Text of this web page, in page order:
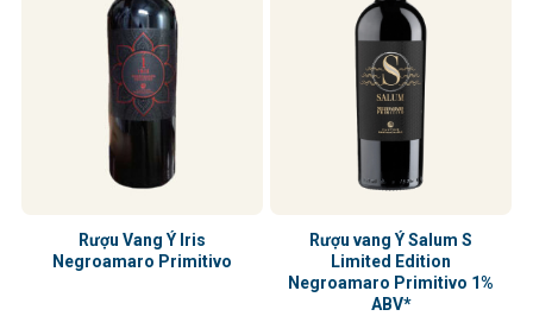
Rượu Vang Ý Iris
Negroamaro Primitivo
Rượu vang Ý Salum S
Limited Edition
Negroamaro Primitivo 1%
ABV*